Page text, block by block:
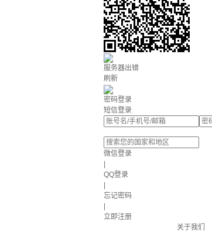
服务器出错
刷新
密码登录
短信登录
微信登录
QQ登录
忘记密码
立即注册
关于我们